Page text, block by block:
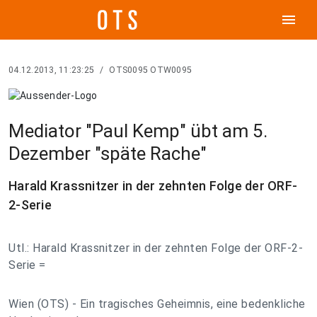
menu
04.12.2013, 11:23:25 / OTS0095 OTW0095
Mediator "Paul Kemp" übt am 5.
Dezember "späte Rache"
Harald Krassnitzer in der zehnten Folge der ORF-
2-Serie
Utl.: Harald Krassnitzer in der zehnten Folge der ORF-2-
Serie =
Wien (OTS) - Ein tragisches Geheimnis, eine bedenkliche